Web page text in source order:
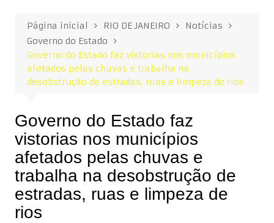
Página inicial RIO DE JANEIRO
Notícias
Governo do Estado
Governo do Estado faz vistorias nos municípios
afetados pelas chuvas e trabalha na
desobstrução de estradas, ruas e limpeza de rios
Governo do Estado faz
vistorias nos municípios
afetados pelas chuvas e
trabalha na desobstrução de
estradas, ruas e limpeza de
rios